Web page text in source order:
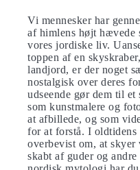
Vi mennesker har
af himlens højt hævede
vores jordiske liv.
toppen af ​​en
landjord, er der noget
nostalgisk over deres
udseende gør dem til
som kunstmalere og
at afbillede, og som
for at forstå. I oldtidens
overbevist om, at
skabt af guder og